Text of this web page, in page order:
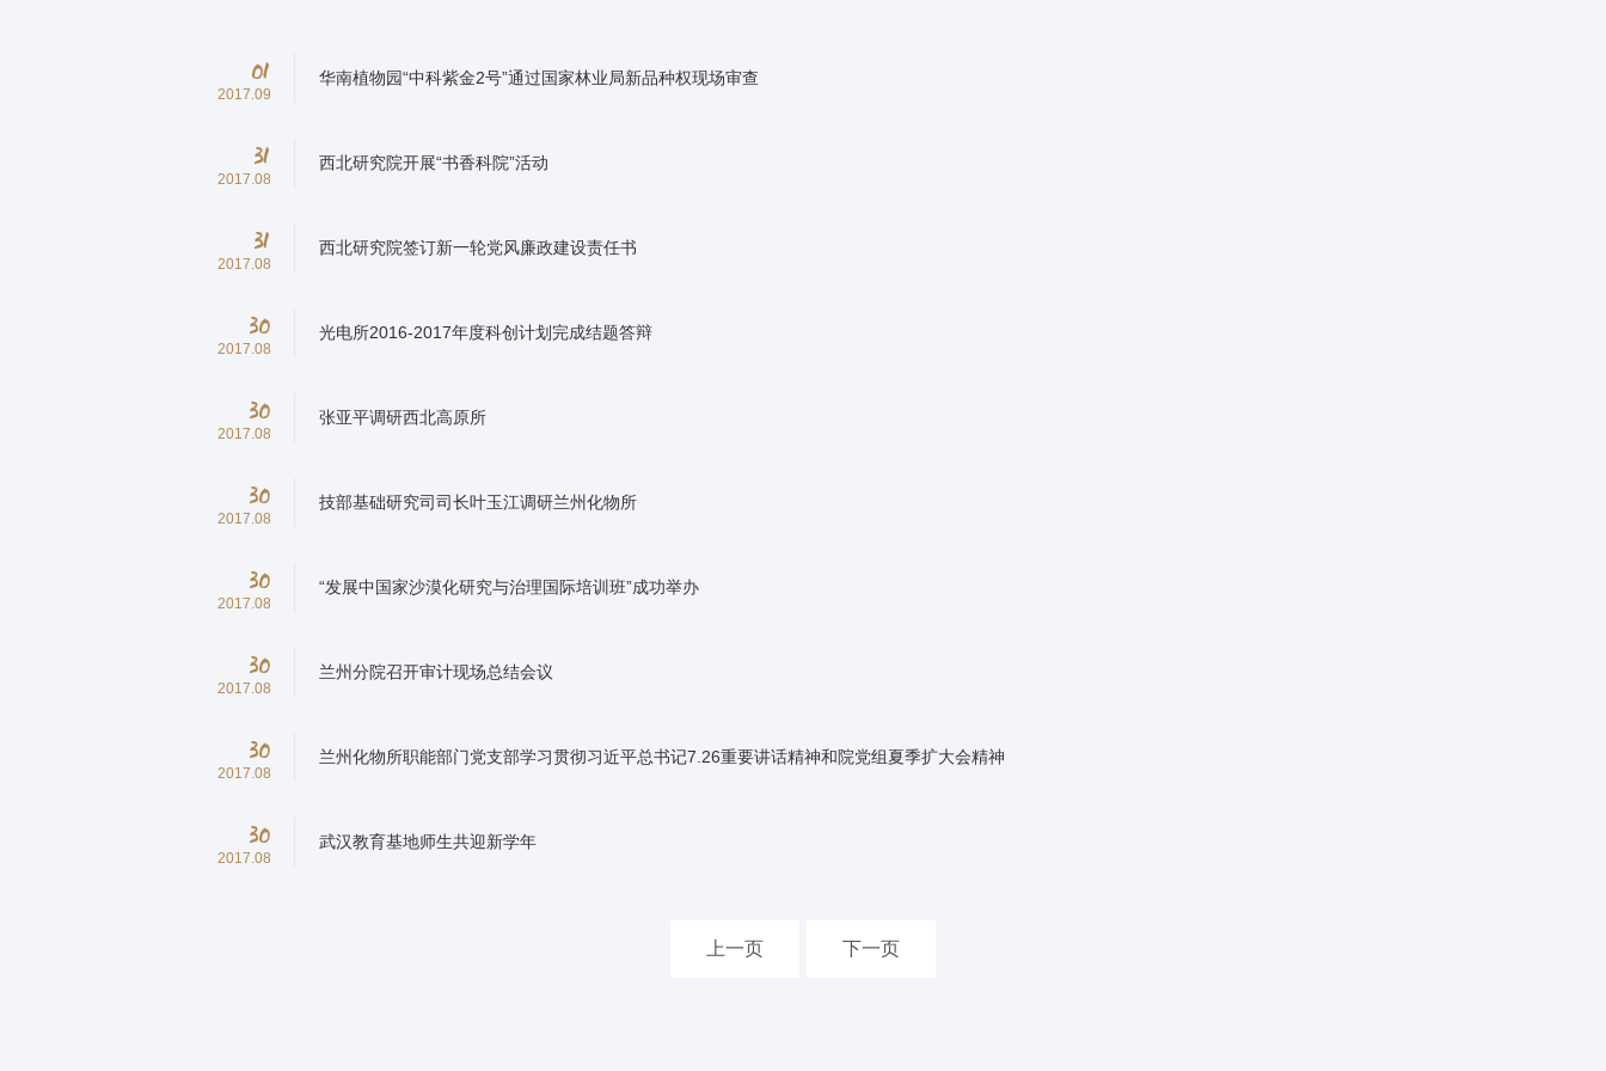
01
2017.09
华南植物园“中科紫金2号”通过国家林业局新品种权现场审查
31
2017.08
西北研究院开展“书香科院”活动
31
2017.08
西北研究院签订新一轮党风廉政建设责任书
30
2017.08
光电所2016-2017年度科创计划完成结题答辩
30
2017.08
张亚平调研西北高原所
30
2017.08
技部基础研究司司长叶玉江调研兰州化物所
30
2017.08
“发展中国家沙漠化研究与治理国际培训班”成功举办
30
2017.08
兰州分院召开审计现场总结会议
30
2017.08
兰州化物所职能部门党支部学习贯彻习近平总书记7.26重要讲话精神和院党组夏季扩大会精神
30
2017.08
武汉教育基地师生共迎新学年
上一页 下一页